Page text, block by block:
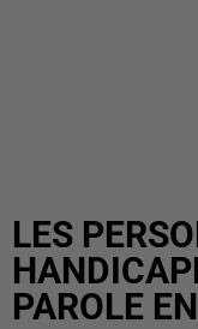
LES
PAROLE